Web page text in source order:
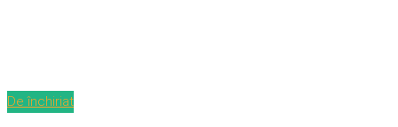
De închiriat